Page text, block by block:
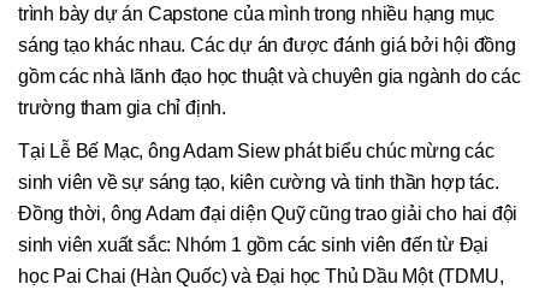
trình bày dự án Capstone của mình trong nhiều hạng mục
sáng tạo khác nhau. Các dự án được đánh giá bởi hội đồng
gồm các nhà lãnh đạo học thuật và chuyên gia ngành do các
trường tham gia chỉ định.
Tại Lễ Bế Mạc, ông Adam Siew phát biểu chúc mừng các
sinh viên về sự sáng tạo, kiên cường và tinh thần hợp tác.
Đồng thời, ông Adam đại diện Quỹ cũng trao giải cho hai đội
sinh viên xuất sắc: Nhóm 1 gồm các sinh viên đến từ Đại
học Pai Chai (Hàn Quốc) và Đại học Thủ Dầu Một (TDMU,